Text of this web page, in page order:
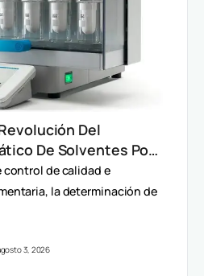
Revolución Del
De Solventes Por
control de calidad e
la determinación de
3, 2026